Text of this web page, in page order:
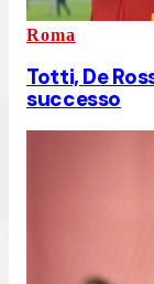
Roma
Totti, De
successo